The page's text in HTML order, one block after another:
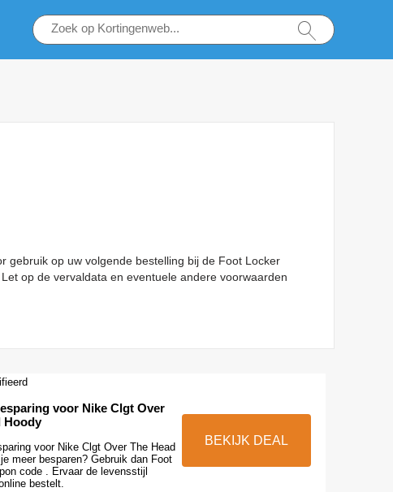
gebruik op uw volgende bestelling bij de Foot Locker
op de vervaldata en eventuele andere voorwaarden
voor Nike Clgt Over
Hoody
voor Nike Clgt Over The Head
meer besparen? Gebruik dan Foot
code . Ervaar de levensstijl
bestelt.
BEKIJK DEAL